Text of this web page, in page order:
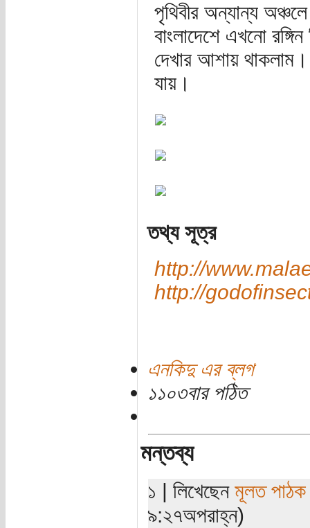
পৃথিবীর অন্যান্য
বাংলাদেশে এখনো
দেখার আশায় থাকলাম।
যায়।
তথ্য সূত্র
http://
http://
এনকিদু এর ব্লগ
১১০৩বার পঠিত
মন্তব্য
১ | লিখেছেনমূলত পাঠক
৯:২৭অপরাহ্ন)